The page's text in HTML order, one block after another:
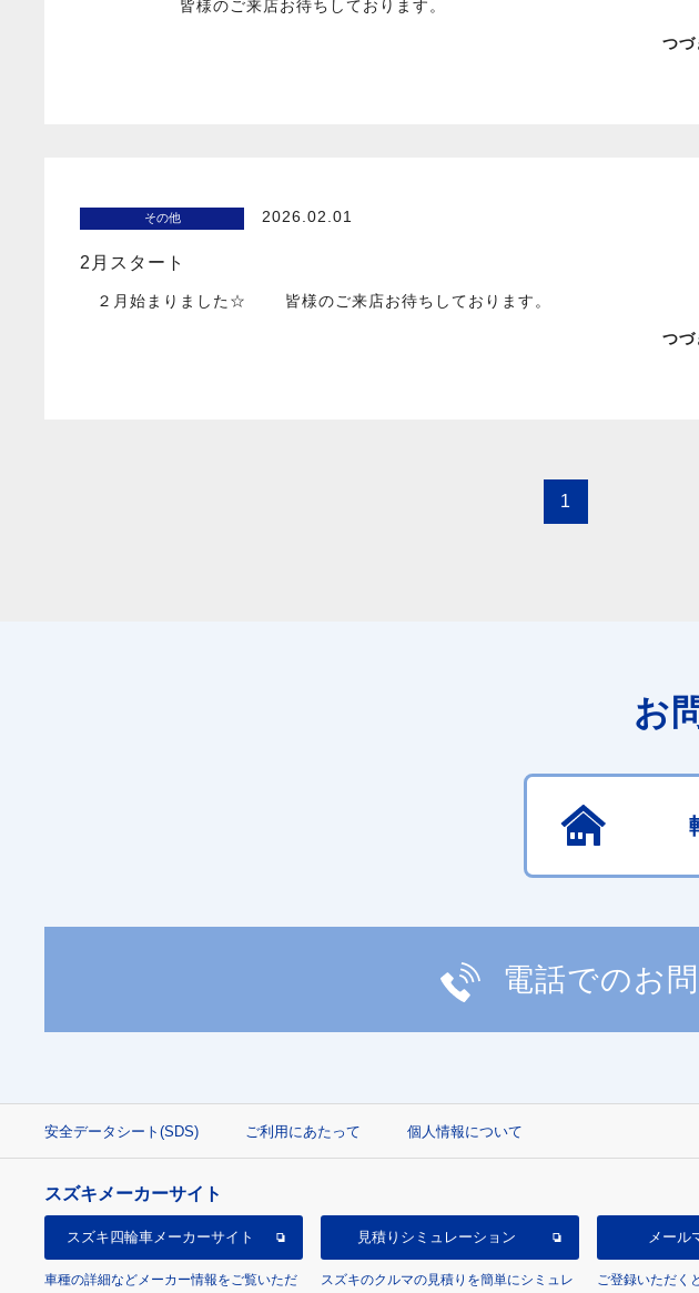
皆様のご来店お待ちしております。
つづ
その他 2026.02.01
2月スタート
２月始まりました☆ 皆様のご来店お待ちしております。
つづ
1
お
電話でのお
安全データシート(SDS) ご利用にあたって 個人情報について
スズキメーカーサイト
スズキ四輪車メーカーサイト
車種の詳細などメーカー情報をご覧いただ
見積り シミュレーション
スズキのクルマの見積りを簡単にシミュレ
メール
ご登録いただく